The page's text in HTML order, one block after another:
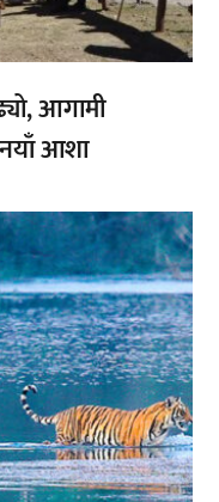
आगामी
आशा